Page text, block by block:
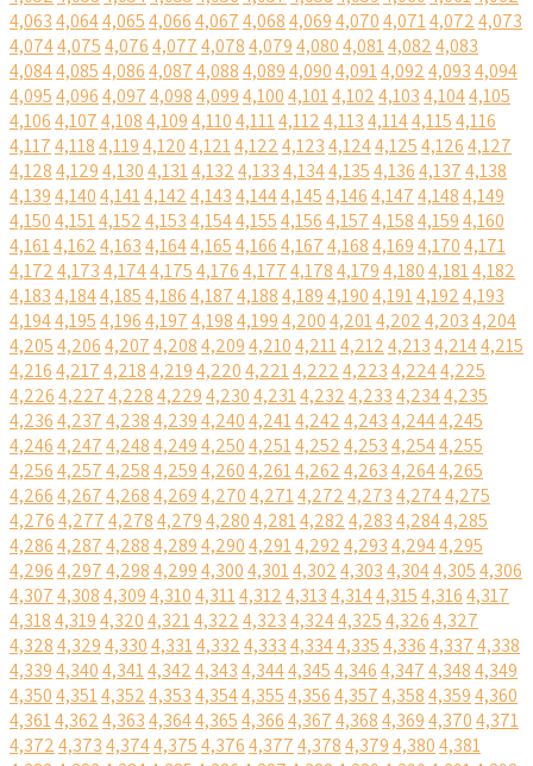
4,0634,0644,0654,0664,0674,0684,0694,0704,0714,0724,073
4,0744,0754,0764,0774,0784,0794,0804,0814,0824,083
4,0844,0854,0864,0874,0884,0894,0904,0914,0924,0934,094
4,0954,0964,0974,0984,0994,1004,1014,1024,1034,1044,105
4,1064,1074,1084,1094,1104,1114,1124,1134,1144,1154,116
4,1174,1184,1194,1204,1214,1224,1234,1244,1254,1264,127
4,1284,1294,1304,1314,1324,1334,1344,1354,1364,1374,138
4,1394,1404,1414,1424,1434,1444,1454,1464,1474,1484,149
4,1504,1514,1524,1534,1544,1554,1564,1574,1584,1594,160
4,1614,1624,1634,1644,1654,1664,1674,1684,1694,1704,171
4,1724,1734,1744,1754,1764,1774,1784,1794,1804,1814,182
4,1834,1844,1854,1864,1874,1884,1894,1904,1914,1924,193
4,1944,1954,1964,1974,1984,1994,2004,2014,2024,2034,204
4,2054,2064,2074,2084,2094,2104,2114,2124,2134,2144,215
4,2164,2174,2184,2194,2204,2214,2224,2234,2244,225
4,2264,2274,2284,2294,2304,2314,2324,2334,2344,235
4,2364,2374,2384,2394,2404,2414,2424,2434,2444,245
4,2464,2474,2484,2494,2504,2514,2524,2534,2544,255
4,2564,2574,2584,2594,2604,2614,2624,2634,2644,265
4,2664,2674,2684,2694,2704,2714,2724,2734,2744,275
4,2764,2774,2784,2794,2804,2814,2824,2834,2844,285
4,2864,2874,2884,2894,2904,2914,2924,2934,2944,295
4,2964,2974,2984,2994,3004,3014,3024,3034,3044,3054,306
4,3074,3084,3094,3104,3114,3124,3134,3144,3154,3164,317
4,3184,3194,3204,3214,3224,3234,3244,3254,3264,327
4,3284,3294,3304,3314,3324,3334,3344,3354,3364,3374,338
4,3394,3404,3414,3424,3434,3444,3454,3464,3474,3484,349
4,3504,3514,3524,3534,3544,3554,3564,3574,3584,3594,360
4,3614,3624,3634,3644,3654,3664,3674,3684,3694,3704,371
4,3724,3734,3744,3754,3764,3774,3784,3794,3804,381